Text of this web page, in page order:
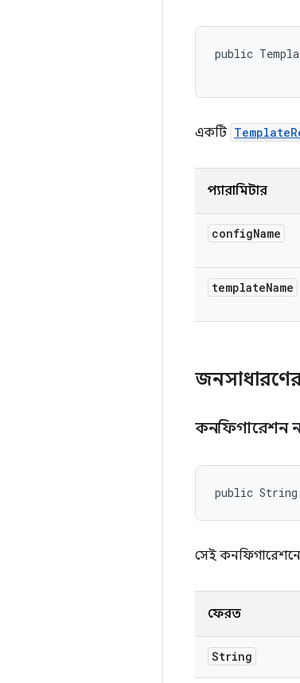
public
একটি
প্যারামিটার
configName
templateName
কনফিগারেশন
public String
সেই
ফেরত
String